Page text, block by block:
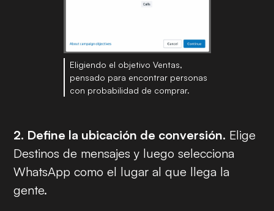
Eligiendo el objetivo Ventas,
pensado para encontrar personas
con probabilidad de comprar.
2. Define la ubicación de conversión. Elige
Destinos de mensajes y luego selecciona
WhatsApp como el lugar al que llega la
gente.